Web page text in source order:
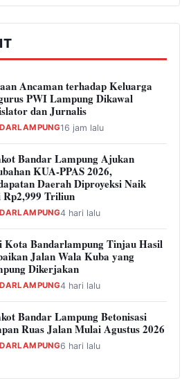
Ancaman terhadap Keluarga
PWI Lampung Dikawal
dan Jurnalis
16 jam lalu
Bandar Lampung Ajukan
KUA-PPAS 2026,
Daerah Diproyeksi Naik
Rp2,999 Triliun
4 hari lalu
Kota Bandarlampung Tinjau Hasil
Jalan Wala Kuba yang
Dikerjakan
4 hari lalu
Bandar Lampung Betonisasi
Ruas Jalan Mulai Agustus 2026
6 hari lalu